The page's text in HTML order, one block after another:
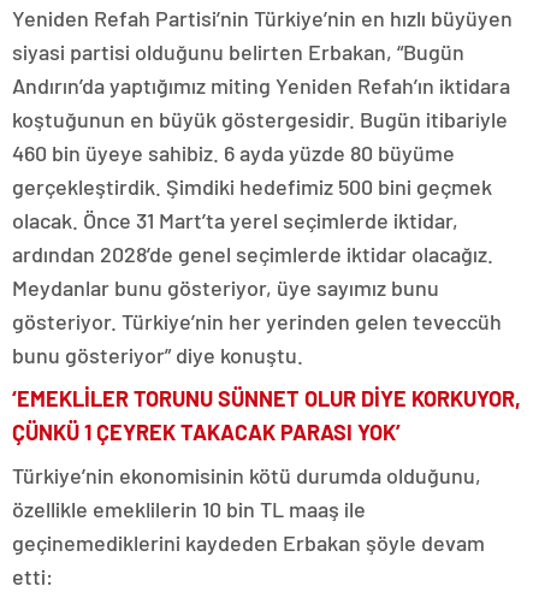
Yeniden Refah Partisi’nin Türkiye’nin en hızlı büyüyen
siyasi partisi olduğunu belirten Erbakan, “Bugün
Andırın’da yaptığımız miting Yeniden Refah’ın iktidara
koştuğunun en büyük göstergesidir. Bugün itibariyle
460 bin üyeye sahibiz. 6 ayda yüzde 80 büyüme
gerçekleştirdik. Şimdiki hedefimiz 500 bini geçmek
olacak. Önce 31 Mart’ta yerel seçimlerde iktidar,
ardından 2028’de genel seçimlerde iktidar olacağız.
Meydanlar bunu gösteriyor, üye sayımız bunu
gösteriyor. Türkiye’nin her yerinden gelen teveccüh
bunu gösteriyor” diye konuştu.
‘EMEKLİLER TORUNU SÜNNET OLUR DİYE KORKUYOR,
ÇÜNKÜ 1 ÇEYREK TAKACAK PARASI YOK’
Türkiye’nin ekonomisinin kötü durumda olduğunu,
özellikle emeklilerin 10 bin TL maaş ile
geçinemediklerini kaydeden Erbakan şöyle devam
etti: